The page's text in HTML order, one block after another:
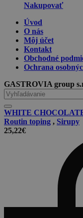
Nakupovať
Úvod
O nás
Môj účet
Kontakt
Obchodné
Ochrana
GASTROVIA group
Vyhľadávanie
pre
WHITE
Routin toping , Sirupy
25,22€